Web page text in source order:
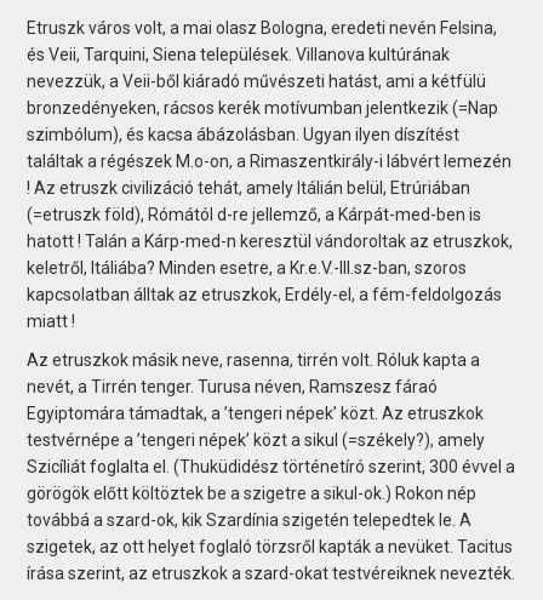
Etruszk város volt, a mai olasz Bologna, eredeti nevén Felsina,
és Veii, Tarquini, Siena települések. Villanova kultúrának
nevezzük, a Veii-ből kiáradó művészeti hatást, ami a kétfülü
bronzedényeken, rácsos kerék motívumban jelentkezik (=Nap
szimbólum), és kacsa ábázolásban. Ugyan ilyen díszítést
találtak a régészek M.o-on, a Rimaszentkirály-i lábvért lemezén
! Az etruszk civilizáció tehát, amely Itálián belül, Etrúriában
(=etruszk föld), Rómától d-re jellemző, a Kárpát-med-ben is
hatott ! Talán a Kárp-med-n keresztül vándoroltak az etruszkok,
keletről, Itáliába? Minden esetre, a Kr.e.V.-III.sz-ban, szoros
kapcsolatban álltak az etruszkok, Erdély-el, a fém-feldolgozás
miatt !
Az etruszkok másik neve, rasenna, tirrén volt. Róluk kapta a
nevét, a Tirrén tenger. Turusa néven, Ramszesz fáraó
Egyiptomára támadtak, a ’tengeri népek’ közt. Az etruszkok
testvérnépe a ’tengeri népek’ közt a sikul (=székely?), amely
Szicíliát foglalta el. (Thuküdidész történetíró szerint, 300 évvel a
görögök előtt költöztek be a szigetre a sikul-ok.) Rokon nép
továbbá a szard-ok, kik Szardínia szigetén telepedtek le. A
szigetek, az ott helyet foglaló törzsről kapták a nevüket. Tacitus
írása szerint, az etruszkok a szard-okat testvéreiknek nevezték.